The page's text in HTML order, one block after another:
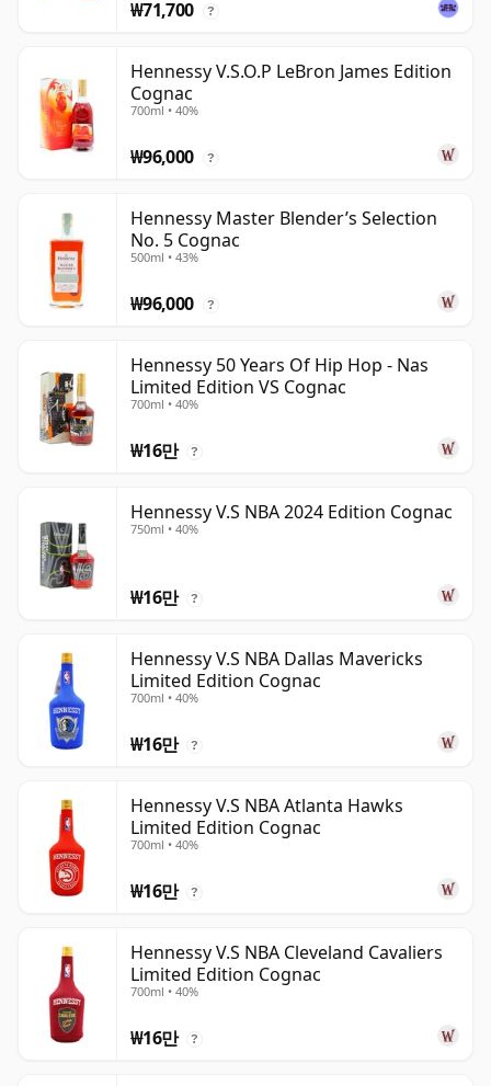
₩71,700 ?
Hennessy V.S.O.P LeBron James Edition
Cognac
700ml • 40%
₩96,000 ?
Hennessy Master Blender’s Selection
No. 5 Cognac
500ml • 43%
₩96,000 ?
Hennessy 50 Years Of Hip Hop - Nas
Limited Edition VS Cognac
700ml • 40%
₩16만 ?
Hennessy V.S NBA 2024 Edition Cognac
750ml • 40%
₩16만 ?
Hennessy V.S NBA Dallas Mavericks
Limited Edition Cognac
700ml • 40%
₩16만 ?
Hennessy V.S NBA Atlanta Hawks
Limited Edition Cognac
700ml • 40%
₩16만 ?
Hennessy V.S NBA Cleveland Cavaliers
Limited Edition Cognac
700ml • 40%
₩16만 ?